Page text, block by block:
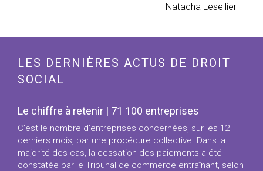
Natacha Lesellier
LES DERNIÈRES ACTUS DE DROIT
SOCIAL
Le chiffre à retenir | 71 100 entreprises
C’est le nombre d’entreprises concernées, sur les 12
derniers mois, par une procédure collective. Dans la
majorité des cas, la cessation des paiements a été
constatée par le Tribunal de commerce entraînant, selon